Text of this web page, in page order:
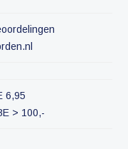
6,95
> 100,-